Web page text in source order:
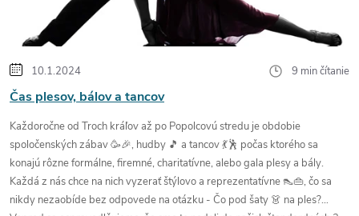
č
l
á
n
10.1.2024 9 min čítanie
Čas plesov, bálov a tancov
Každoročne od Troch kráľov až po Popolcovú stredu jeobdobie
spoločenských zábav 🥳🎉, hudby 🎵 a tancov 💃🕺 počas ktorého sa
konajú rôzne formálne, firemné, charitatívne, alebo gala plesya bály.
Každá z nás chce na nichvyzerať štýlovoa reprezentatívne 👠👜, čo sa
nikdy nezaobíde bez odpovede na otázku - Čo pod šaty 👗 na ples?